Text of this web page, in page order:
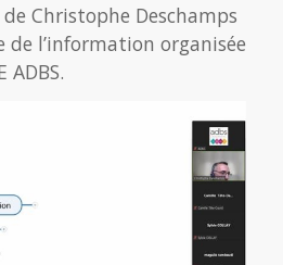
Christophe Deschamps
de l’information organisée
ADBS.